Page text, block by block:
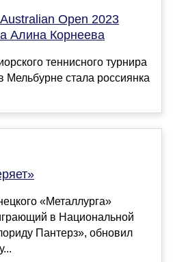
Open 2023
Алина Корнеева
теннисного турнира
Мельбурне стала россиянка
«Металлурга»
в Национальной
Пантерз», обновил